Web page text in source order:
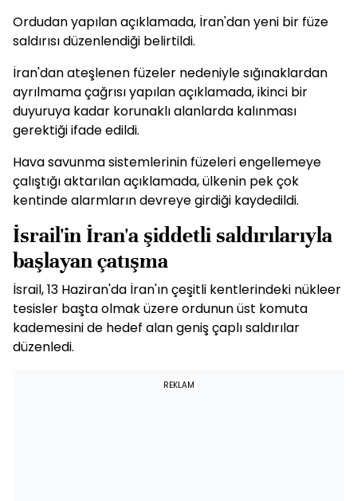
Ordudan yapılan açıklamada, İran'dan yeni bir füze
saldırısı düzenlendiği belirtildi.
İran'dan ateşlenen füzeler nedeniyle sığınaklardan
ayrılmama çağrısı yapılan açıklamada, ikinci bir
duyuruya kadar korunaklı alanlarda kalınması
gerektiği ifade edildi.
Hava savunma sistemlerinin füzeleri engellemeye
çalıştığı aktarılan açıklamada, ülkenin pek çok
kentinde alarmların devreye girdiği kaydedildi.
İsrail'in İran'a şiddetli saldırılarıyla
başlayan çatışma
İsrail, 13 Haziran'da İran'ın çeşitli kentlerindeki nükleer
tesisler başta olmak üzere ordunun üst komuta
kademesini de hedef alan geniş çaplı saldırılar
düzenledi.
REKLAM